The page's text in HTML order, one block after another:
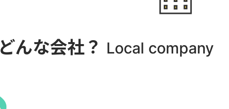
どんな会社？ Local company